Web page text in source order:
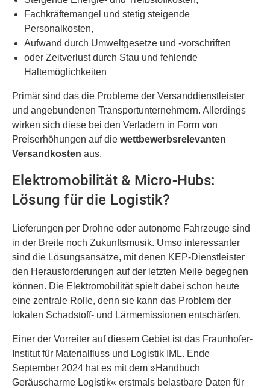
Fachkräftemangel und stetig steigende
Personalkosten,
Aufwand durch Umweltgesetze und -vorschriften
oder Zeitverlust durch Stau und fehlende
Haltemöglichkeiten
Primär sind das die Probleme der Versanddienstleister
und angebundenen Transportunternehmern. Allerdings
wirken sich diese bei den Verladern in Form von
Preiserhöhungen auf die wettbewerbsrelevanten
Versandkosten aus.
Elektromobilität & Micro-Hubs:
Lösung für die Logistik?
Lieferungen per Drohne oder autonome Fahrzeuge sind
in der Breite noch Zukunftsmusik. Umso interessanter
sind die Lösungsansätze, mit denen KEP-Dienstleister
den Herausforderungen auf der letzten Meile begegnen
können. Die Elektromobilität spielt dabei schon heute
eine zentrale Rolle, denn sie kann das Problem der
lokalen Schadstoff- und Lärmemissionen entschärfen.
Einer der Vorreiter auf diesem Gebiet ist das Fraunhofer-
Institut für Materialfluss und Logistik IML. Ende
September 2024 hat es mit dem »Handbuch
Geräuscharme Logistik« erstmals belastbare Daten für